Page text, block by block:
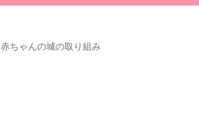
赤ちゃんの城の取り組み